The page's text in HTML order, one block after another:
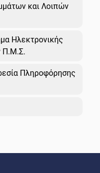
και Λοιπών
Ηλεκτρονικής
Π.Μ.Σ.
Πληροφόρησης